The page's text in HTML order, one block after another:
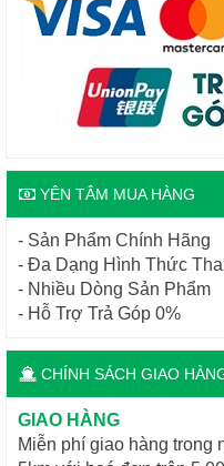
YÊN TÂM MUA HÀNG
- Sản Phẩm Chính Hãng
- Đa Dạng Hình Thức
- Nhiều Dòng Sản Phẩm
- Hỗ Trợ Trả Góp 0%
CHÍNH SÁCH GIAO
GIAO HÀNG
Miễn phí giao hàng trong